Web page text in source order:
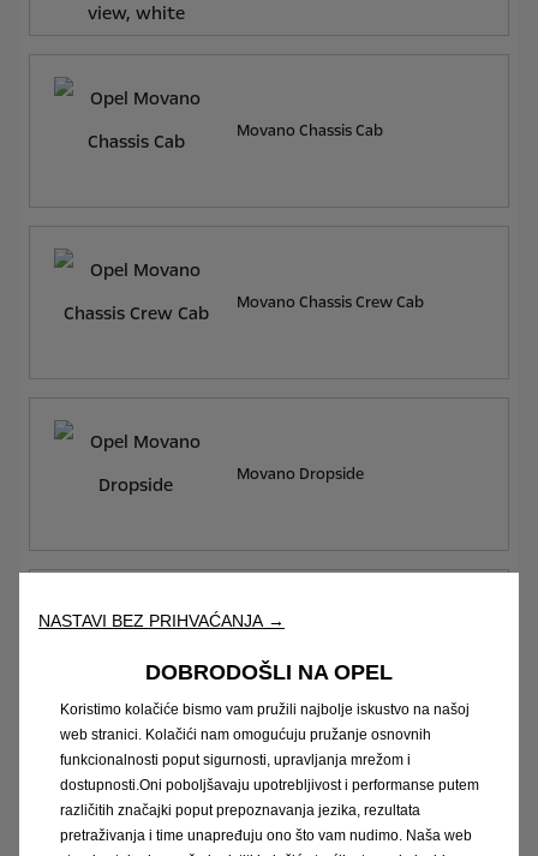
Movano Chassis Cab
Movano Chassis Crew Cab
Movano Dropside
Želite saznati više?
NASTAVI BEZ PRIHVAĆANJA →
DOBRODOŠLI NA OPEL
Koristimo kolačiće bismo vam pružili najbolje iskustvo na našoj
web stranici. Kolačići nam omogućuju pružanje osnovnih
funkcionalnosti poput sigurnosti, upravljanja mrežom i
dostupnosti.Oni poboljšavaju upotrebljivost i performanse putem
različitih značajki poput prepoznavanja jezika, rezultata
pretraživanja i time unapređuju ono što vam nudimo. Naša web